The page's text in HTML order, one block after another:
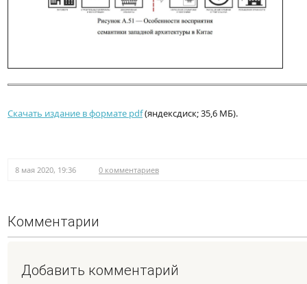
Скачать издание в формате pdf(яндексдиск; 35,6 МБ).
8 мая 2020, 19:36 0 комментариев
Комментарии
Добавить комментарий